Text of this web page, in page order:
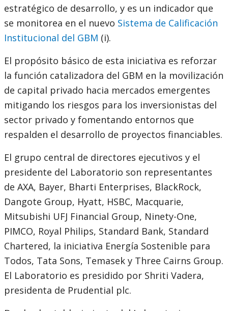
estratégico de desarrollo, y es un indicador que
se monitorea en el nuevo Sistema de Calificación
Institucional del GBM (i).
El propósito básico de esta iniciativa es reforzar
la función catalizadora del GBM en la movilización
de capital privado hacia mercados emergentes
mitigando los riesgos para los inversionistas del
sector privado y fomentando entornos que
respalden el desarrollo de proyectos financiables.
El grupo central de directores ejecutivos y el
presidente del Laboratorio son representantes
de AXA, Bayer, Bharti Enterprises, BlackRock,
Dangote Group, Hyatt, HSBC, Macquarie,
Mitsubishi UFJ Financial Group, Ninety-One,
PIMCO, Royal Philips, Standard Bank, Standard
Chartered, la iniciativa Energía Sostenible para
Todos, Tata Sons, Temasek y Three Cairns Group.
El Laboratorio es presidido por Shriti Vadera,
presidenta de Prudential plc.